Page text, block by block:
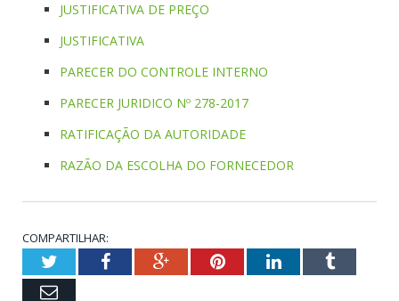
JUSTIFICATIVA DE PREÇO
JUSTIFICATIVA
PARECER DO CONTROLE INTERNO
PARECER JURIDICO Nº 278-2017
RATIFICAÇÃO DA AUTORIDADE
RAZÃO DA ESCOLHA DO FORNECEDOR
COMPARTILHAR:
TwitterFacebookGoogle+PinterestLinkedInTumblr
Email